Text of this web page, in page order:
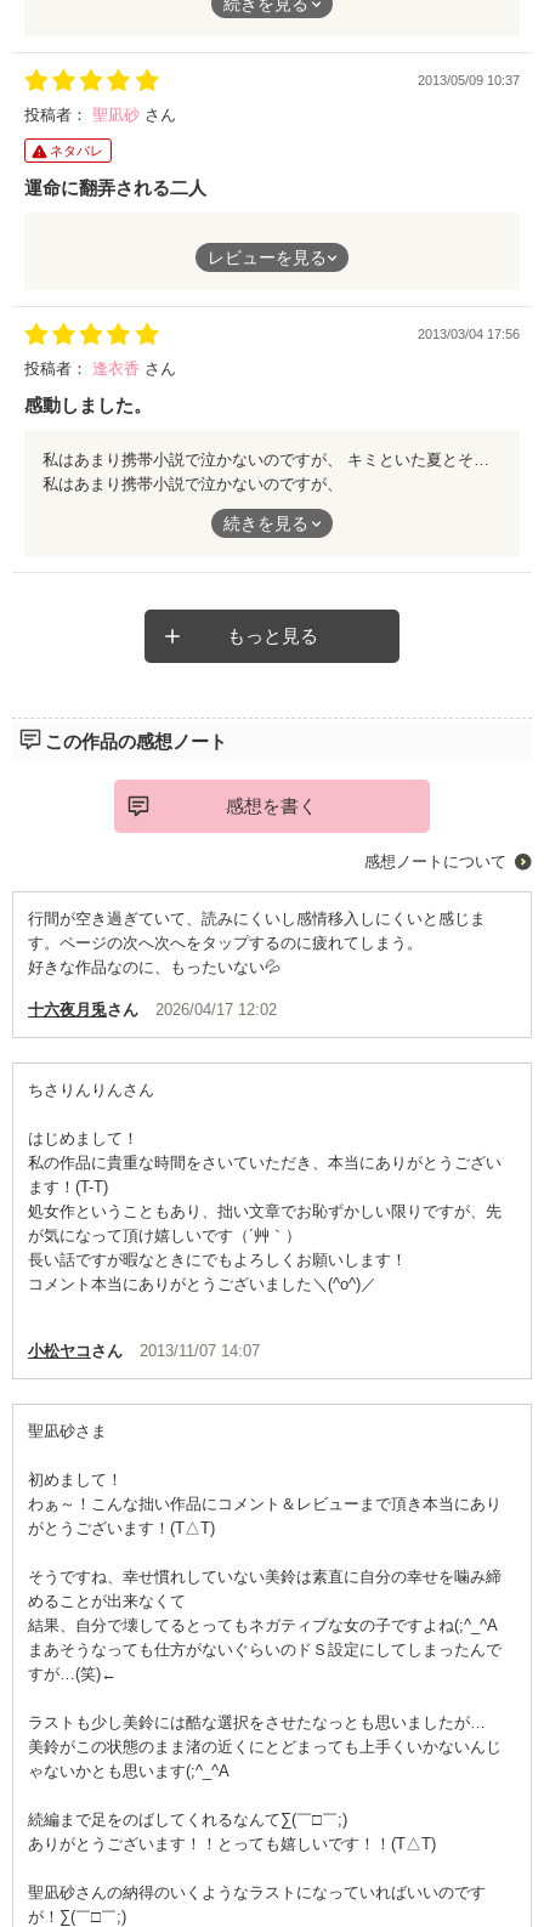
渚と美鈴がこの後どうなるのか、
すっごい気になります☆
続きを見る
2013/05/09 10:37
投稿者： 聖凪砂 さん
ネタバレ
運命に翻弄される二人
悲しい過去を持つ美鈴は、全てのことを諦めていた。自分が幸せ
になることを諦めていた美鈴だったのだけど、ある日、人気者の
渚に次第に惹かれていき―――…
読めば読むほどに、苦しく切なくなるお話でした。
ろうと不安になる美鈴。
なのだろうかと切なく哀しくて溜まりませんでした。
そんな美鈴を支えようとする渚先輩。
だけど、運命はそんな二人を残酷は渦へと巻きこんでいき
レビューを見る
2013/03/04 17:56
投稿者： 逢衣香 さん
感動しました。
私はあまり携帯小説で泣かないのですが、
キミといた夏とその続編は本当に涙が止まりませんでした。是非
続きを見る
もっと見る
この作品の感想ノート
感想を書く
感想ノートについて
行間が空き過ぎていて、読みにくいし感情移入しにくいと感じま
す。ページの次へ次へをタップするのに疲れてしまう。
好きな作品なのに、もったいない💦
十六夜月兎さん 2026/04/17 12:02
ちさりんりんさん
はじめまして！
私の作品に貴重な時間をさいていただき、本当にありがとうござい
ます！(T-T)
処女作ということもあり、拙い文章でお恥ずかしい限りですが、先
が気になって頂け嬉しいです（´艸｀）
長い話ですが暇なときにでもよろしくお願いします！
コメント本当にありがとうございました＼(^o^)／
小松ヤコ さん 2013/11/07 14:07
聖凪砂さま
初めまして！
わぁ～！こんな拙い作品にコメント＆レビューまで頂き本当にあり
がとうございます！(T△T)
そうですね、幸せ慣れしていない美鈴は素直に自分の幸せを噛み締
めることが出来なくて
結果、自分で壊してるとってもネガティブな女の子ですよね(;^_^A
まあそうなっても仕方がないぐらいのドＳ設定にしてしまったんで
すが…(笑)←
ラストも少し美鈴には酷な選択をさせたなっとも思いましたが…
美鈴がこの状態のまま渚の近くにとどまっても上手くいかないんじ
ゃないかとも思います(;^_^A
続編まで足をのばしてくれるなんて∑(￣□￣;)
ありがとうございます！！とっても嬉しいです！！(T△T)
聖凪砂さんの納得のいくようなラストになっていればいいのです
が！∑(￣□￣;)